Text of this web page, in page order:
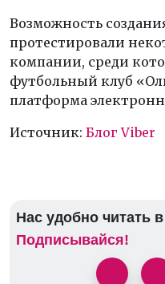
Возможность
протестировали
компании, среди
футбольный клуб
платформа
Источник: Блог Viber
Нас удобно читать
Подписывайся!